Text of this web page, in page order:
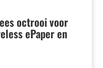
octrooi voor
ePaper en